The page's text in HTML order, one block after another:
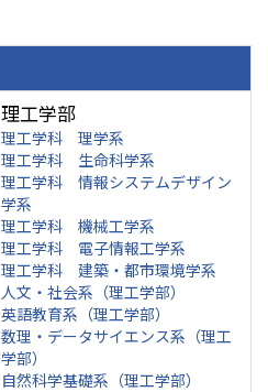
理工学部
理工学科 理学系
理工学科 生命科学系
理工学科 情報システムデザイン
学系
理工学科 機械工学系
理工学科 電子情報工学系
理工学科 建築・都市環境学系
人文・社会系（理工学部）
英語教育系（理工学部）
数理・データサイエンス系（理工
学部）
自然科学基礎系（理工学部）